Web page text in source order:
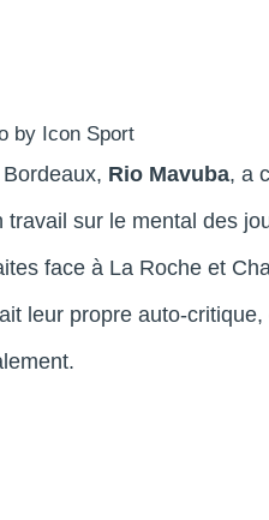
by Icon Sport
Rio Mavuba, a
sur le mental des
face à La Roche et
leur propre auto-